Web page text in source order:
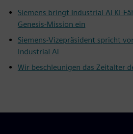
Siemens bringt Industrial AI KI-
Genesis-Mission ein
Siemens-Vizepräsident spricht
Industrial AI
Wir beschleunigen das Zeitalter